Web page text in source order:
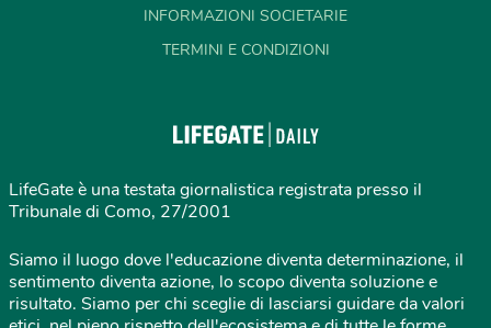
INFORMAZIONI SOCIETARIE
TERMINI E CONDIZIONI
LifeGate è una testata giornalistica registrata presso il
Tribunale di Como, 27/2001
Siamo il luogo dove l'educazione diventa determinazione, il
sentimento diventa azione, lo scopo diventa soluzione e
risultato. Siamo per chi sceglie di lasciarsi guidare da valori